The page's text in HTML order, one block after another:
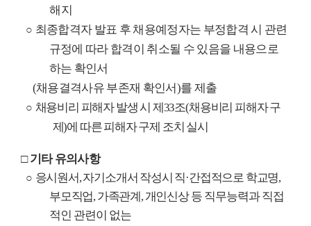
해지
○ 최종합격자 발표 후 채용예정자는 부정합격 시 관련
규정에 따라 합격이 취소될 수 있음을 내용으로
하는 확인서
(채용결격사유 부존재 확인서)를 제출
○ 채용비리 피해자 발생 시 제33조(채용비리 피해자 구
제)에 따른 피해자 구제 조치 실시
□기타 유의사항
○ 응시원서,자기소개서 작성시 직·간접적으로 학교명,
부모직업,가족관계,개인신상 등 직무능력과 직접
적인 관련이 없는